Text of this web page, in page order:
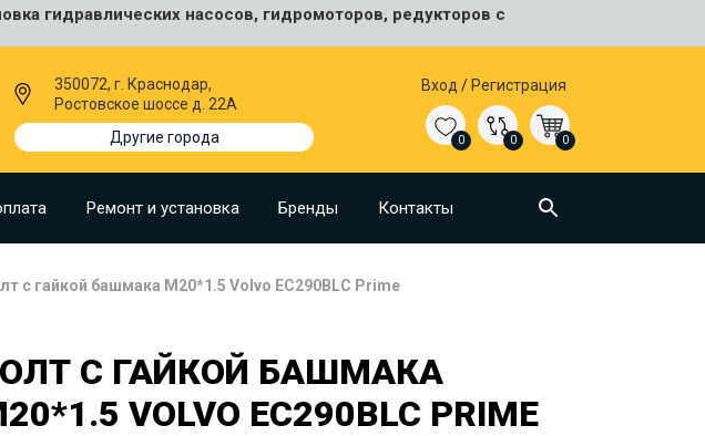
гидравлических насосов, гидромоторов, редукторов с
350072, г. Краснодар,
Ростовское шоссе д. 22А
Другие города
Вход / Регистрация
0 0 0
Ремонт и установка Бренды Контакты
с гайкой башмака M20*1.5 Volvo EC290BLC Prime
С ГАЙКОЙ БАШМАКА
VOLVO EC290BLC PRIME